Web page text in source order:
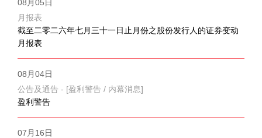
08月05日
月报表
截至二零二六年七月三十一日止月份之股份发行人的证券变动
月报表
08月04日
公告及通告 - [盈利警告 / 内幕消息]
盈利警告
07月16日